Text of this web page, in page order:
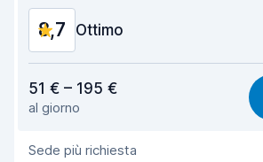
8,7 Ottimo
Facile da trovare
Gentilezza degli agenti
51 € – 195 €
al giorno
Sede più richiesta